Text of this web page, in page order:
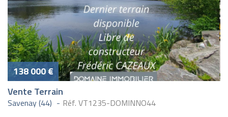
138 000 €
Vente Terrain
Savenay (44) Réf. VT1235-DOMINNO44